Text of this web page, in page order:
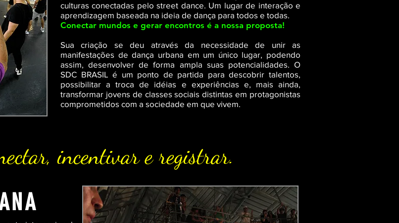
culturas conectadas pelo street dance. Um lugar de interação e
aprendizagem baseada na ideia de dança para todos e todas.
Conectar mundos e gerar encontros é a nossa proposta!
Sua criação se deu através da necessidade de unir as
manifestações de dança urbana em um único lugar, podendo
assim, desenvolver de forma ampla suas potencialidades. O
SDC BRASIL é um ponto de partida para descobrir talentos,
possibilitar a troca de idéias e experiências e, mais ainda,
transformar jovens de classes sociais distintas em protagonistas
comprometidos com a sociedade em que vivem.
incentivar e registrar.